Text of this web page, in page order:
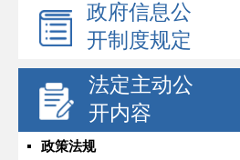
政府信息公
开制度规定
法定主动公
开内容
政策法规